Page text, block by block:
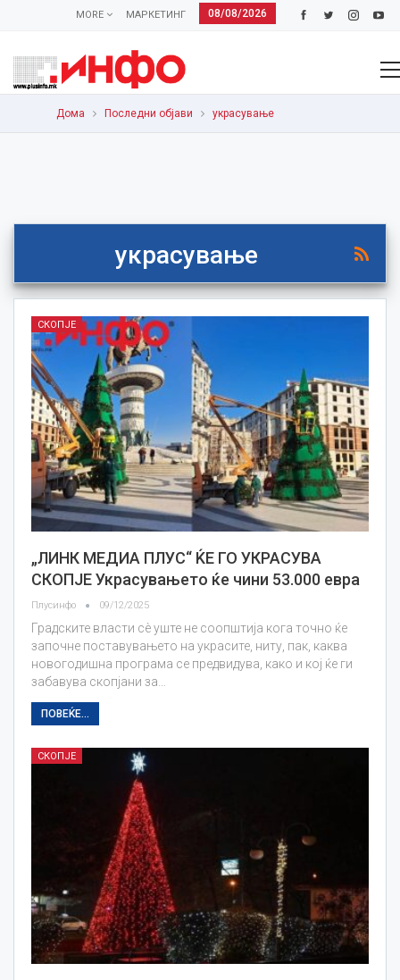
08/08/2026
МАРКЕТИНГ
MORE
Дома Последни објави украсување
украсување
СКОПЈЕ
„ЛИНК МЕДИА ПЛУС“ ЌЕ ГО УКРАСУВА
СКОПЈЕ Украсувањето ќе чини 53.000 евра
Плусинфо 09/12/2025
Градските власти сè уште не соопштија кога точно ќе
започне поставувањето на украсите, ниту, пак, каква
новогодишна програма се предвидува, како и кој ќе ги
забавува скопјани за…
ПОВЕЌЕ...
СКОПЈЕ